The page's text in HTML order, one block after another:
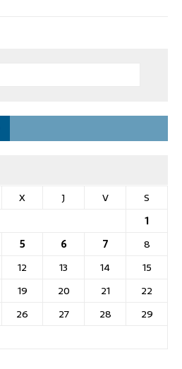
X J V
S
1
5 6 7
8
12 13 14
15
19 20 21
22
26 27 28
29